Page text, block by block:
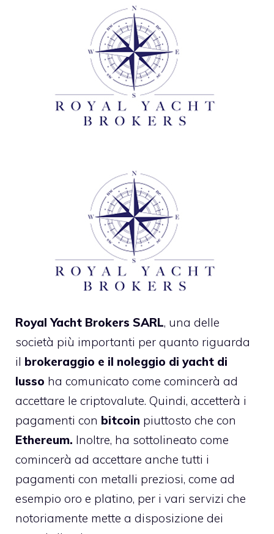
Royal Yacht Brokers SARL, una delle
società più importanti per quanto riguarda
il brokeraggio e il noleggio di yacht di
lusso ha comunicato come comincerà ad
accettare le criptovalute. Quindi, accetterà i
pagamenti con bitcoin piuttosto che con
Ethereum. Inoltre, ha sottolineato come
comincerà ad accettare anche tutti i
pagamenti con metalli preziosi, come ad
esempio oro e platino, per i vari servizi che
notoriamente mette a disposizione dei